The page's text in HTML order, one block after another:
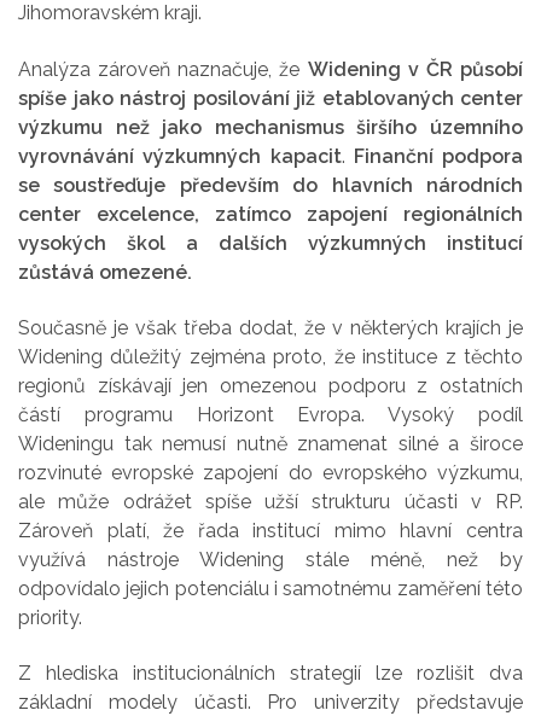
Jihomoravském kraji.
Analýza zároveň naznačuje, že Widening v ČR působí
spíše jako nástroj posilování již etablovaných center
výzkumu než jako mechanismus širšího územního
vyrovnávání výzkumných kapacit. Finanční podpora
se soustřeďuje především do hlavních národních
center excelence, zatímco zapojení regionálních
vysokých škol a dalších výzkumných institucí
zůstává omezené.
Současně je však třeba dodat, že v některých krajích je
Widening důležitý zejména proto, že instituce z těchto
regionů získávají jen omezenou podporu z ostatních
částí programu Horizont Evropa. Vysoký podíl
Wideningu tak nemusí nutně znamenat silné a široce
rozvinuté evropské zapojení do evropského výzkumu,
ale může odrážet spíše užší strukturu účasti v RP.
Zároveň platí, že řada institucí mimo hlavní centra
využívá nástroje Widening stále méně, než by
odpovídalo jejich potenciálu i samotnému zaměření této
priority.
Z hlediska institucionálních strategií lze rozlišit dva
základní modely účasti. Pro univerzity představuje